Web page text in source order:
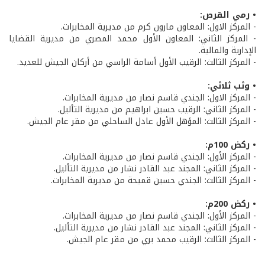
• رمي القرص:
- المركز الاول: المعاون مارون كرم من مديرية المخابرات.
- المركز الثاني: المعاون الأول محمد المصري من مديرية القضايا
الإدارية والمالية.
- المركز الثالث: الرقيب الأول أسامة الراسي من أركان الجيش للعديد.
• وثب ثلاثي:
- المركز الاول: الجندي قاسم نصار من مديرية المخابرات.
- المركز الثاني: الرقيب حسين ابراهيم من مديرية التأليل.
- المركز الثالث: المؤهل الأول عادل الساحلي من مقر عام الجيش.
• ركض 100م:
- المركز الأول: الجندي قاسم نصار من مديرية المخابرات.
- المركز الثاني: المجند عبد القادر نشار من مديرية التأليل.
- المركز الثالث: الجندي حسين قميحة من مديرية المخابرات.
• ركض 200م:
- المركز الأول: الجندي قاسم نصار من مديرية المخابرات.
- المركز الثاني: المجند عبد القادر نشار من مديرية التأليل.
- المركز الثالث: الرقيب محمد بري من مقر عام الجيش.